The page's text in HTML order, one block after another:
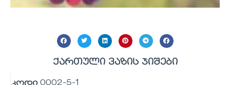
ქართული ვაზის ჯიშები
კოდი 0002-5-1